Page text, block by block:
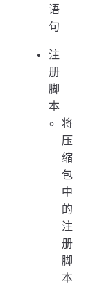
语
句
注
册
脚
本
将
压
缩
包
中
的
注
册
脚
本